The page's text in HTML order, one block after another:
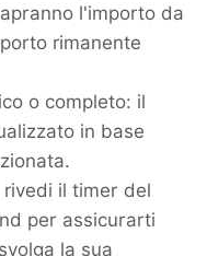
l'importo da
rimanente
o completo: il
in base
il timer del
per assicurarti
la sua